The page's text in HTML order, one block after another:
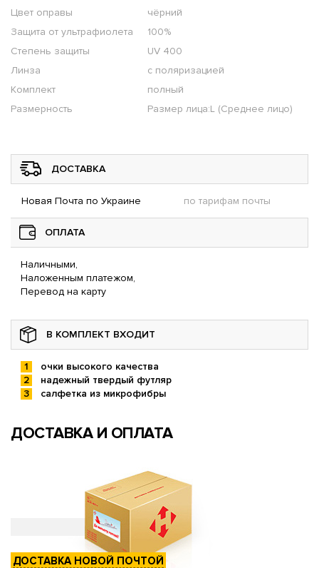
Цвет оправы
чёрний
Защита от ультрафиолета
100%
Степень защиты
UV 400
Линза
с поляризацией
Комплект
полный
Размерность
Размер лица:L (Среднее лицо)
ДОСТАВКА
Новая Почта по Украине по тарифам почты
ОПЛАТА
Наличными,
Наложенным платежом,
Перевод на карту
В КОМПЛЕКТ ВХОДИТ
очки высокого качества
надежный твердый футляр
салфетка из микрофибры
ДОСТАВКА И ОПЛАТА
ДОСТАВКА НОВОЙ ПОЧТОЙ